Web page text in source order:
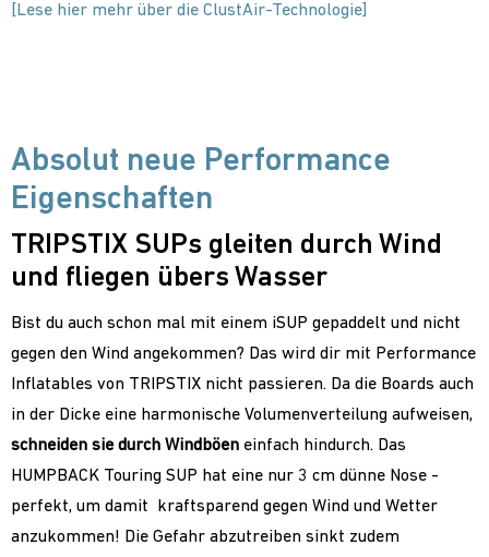
[Lese hier mehr über die ClustAir-Technologie]
Absolut neue Performance
Eigenschaften
TRIPSTIX SUPs gleiten durch Wind
und fliegen übers Wasser
Bist du auch schon mal mit einem iSUP gepaddelt und nicht
gegen den Wind angekommen? Das wird dir mit Performance
Inflatables von TRIPSTIX nicht passieren. Da die Boards auch
in der Dicke eine harmonische Volumenverteilung aufweisen,
schneiden sie durch Windböen einfach hindurch. Das
HUMPBACK Touring SUP hat eine nur 3 cm dünne Nose -
perfekt, um damit kraftsparend gegen Wind und Wetter
anzukommen! Die Gefahr abzutreiben sinkt zudem